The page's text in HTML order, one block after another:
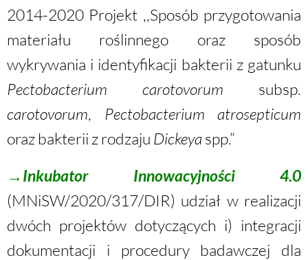
2014-2020 Projekt ,,Sposób przygotowania
materiału roślinnego oraz sposób
wykrywania i identyfikacji bakterii z gatunku
Pectobacterium carotovorum subsp.
carotovorum, Pectobacterium atrosepticum
oraz bakterii z rodzaju Dickeya spp.”
→Inkubator Innowacyjności 4.0
(MNiSW/2020/317/DIR) udział w realizacji
dwóch projektów dotyczących i) integracji
dokumentacji i procedury badawczej dla